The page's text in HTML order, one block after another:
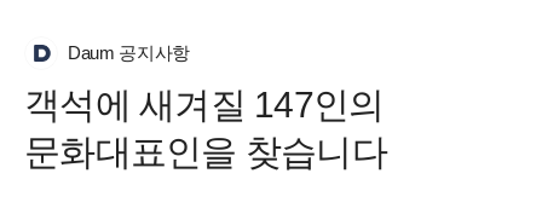
Daum 공지사항
객석에 새겨질 147인의
문화대표인을 찾습니다